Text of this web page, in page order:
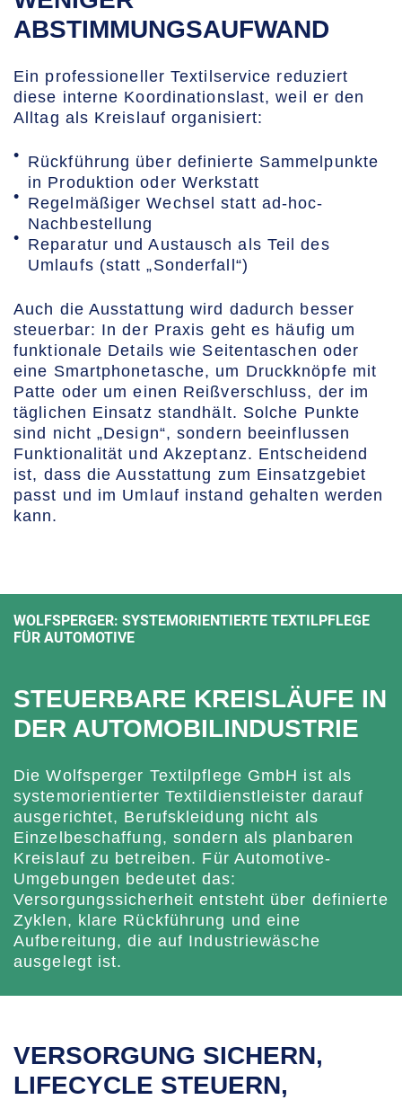
ABSTIMMUNGSAUFWAND
Ein professioneller Textilservice reduziert
diese interne Koordinationslast, weil er den
Alltag als Kreislauf organisiert:
Rückführung über definierte Sammelpunkte
in Produktion oder Werkstatt
Regelmäßiger Wechsel statt ad-hoc-
Nachbestellung
Reparatur und Austausch als Teil des
Umlaufs (statt „Sonderfall“)
Auch die Ausstattung wird dadurch besser
steuerbar: In der Praxis geht es häufig um
funktionale Details wie Seitentaschen oder
eine Smartphonetasche, um Druckknöpfe mit
Patte oder um einen Reißverschluss, der im
täglichen Einsatz standhält. Solche Punkte
sind nicht „Design“, sondern beeinflussen
Funktionalität und Akzeptanz. Entscheidend
ist, dass die Ausstattung zum Einsatzgebiet
passt und im Umlauf instand gehalten werden
kann.
WOLFSPERGER: SYSTEMORIENTIERTE TEXTILPFLEGE
FÜR AUTOMOTIVE
STEUERBARE KREISLÄUFE IN
DER AUTOMOBILINDUSTRIE
Die Wolfsperger Textilpflege GmbH ist als
systemorientierter Textildienstleister darauf
ausgerichtet, Berufskleidung nicht als
Einzelbeschaffung, sondern als planbaren
Kreislauf zu betreiben. Für Automotive-
Umgebungen bedeutet das:
Versorgungssicherheit entsteht über definierte
Zyklen, klare Rückführung und eine
Aufbereitung, die auf Industriewäsche
ausgelegt ist.
VERSORGUNG SICHERN,
LIFECYCLE STEUERN,